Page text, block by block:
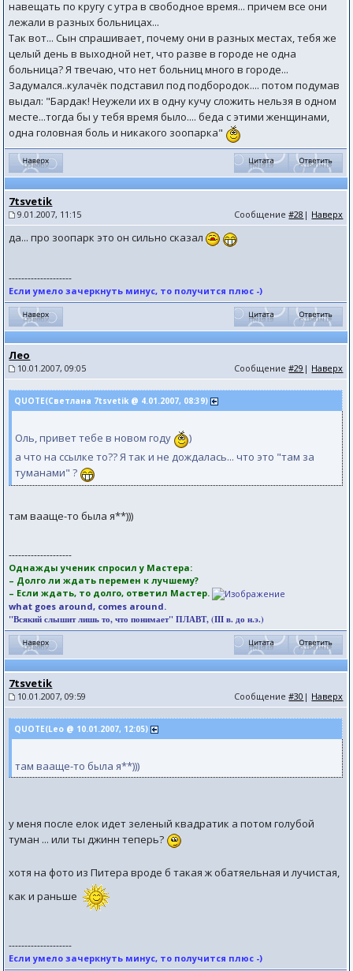
навещать по кругу с утра в свободное время... причем все они
лежали в разных больницах...
Так вот... Сын спрашивает, почему они в разных местах, тебя же
целый день в выходной нет, что разве в городе не одна
больница? Я твечаю, что нет больниц много в городе...
Задумался..кулачёк подставил под подбородок.... потом подумав
выдал: "Бардак! Неужели их в одну кучу сложить нельзя в одном
месте...тогда бы у тебя время было.... беда с этими женщинами,
одна головная боль и никакого зоопарка"
7tsvetik
9.01.2007, 11:15 Сообщение#28 | Наверх
да... про зоопарк это он сильно сказал
--------------------
Если умело зачеркнуть минус, то получится плюс -)
Лео
10.01.2007, 09:05 Сообщение#29 | Наверх
QUOTE(Светлана 7tsvetik @ 4.01.2007, 08:39)
Оль, привет тебе в новом году
)
а что на ссылке то?? Я так и не дождалась... что это "там за
туманами" ?
там вааще-то была я**)))
--------------------
Однажды ученик спросил у Мастера:
– Долго ли ждать перемен к лучшему?
– Если ждать, то долго, ответил Мастер.
what goes around, comes around.
"Всякий слышит лишь то, что понимает" ПЛАВТ, (III в. до н.э.)
7tsvetik
10.01.2007, 09:59 Сообщение#30 | Наверх
QUOTE(Leo @ 10.01.2007, 12:05)
там вааще-то была я**)))
у меня после елок идет зеленый квадратик а потом голубой
туман ... или ты джинн теперь?
хотя на фото из Питера вроде б такая ж обатяельная и лучистая,
как и раньше
--------------------
Если умело зачеркнуть минус, то получится плюс -)